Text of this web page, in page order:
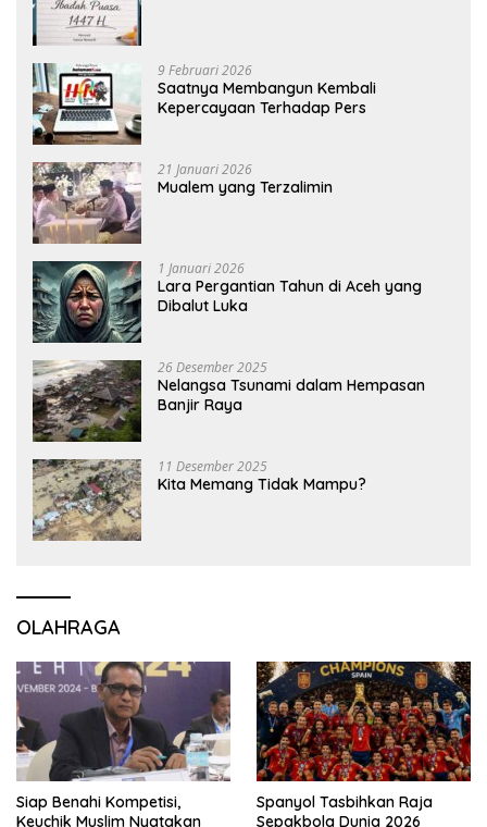
9 Februari 2026
Saatnya Membangun Kembali
Kepercayaan Terhadap Pers
21 Januari 2026
Mualem yang Terzalimin
1 Januari 2026
Lara Pergantian Tahun di Aceh yang
Dibalut Luka
26 Desember 2025
Nelangsa Tsunami dalam Hempasan
Banjir Raya
11 Desember 2025
Kita Memang Tidak Mampu?
OLAHRAGA
Siap Benahi Kompetisi,
Keuchik Muslim Nyatakan
Spanyol Tasbihkan Raja
Sepakbola Dunia 2026